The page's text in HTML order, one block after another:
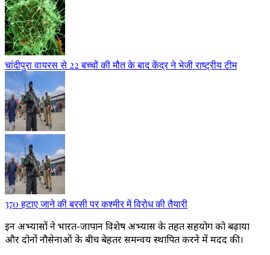
चांदीपुरा वायरस से 22 बच्चों की मौत के बाद केंद्र ने भेजी राष्ट्रीय टीम
370 हटाए जाने की बरसी पर कश्मीर में विरोध की तैयारी
इन अभ्यासों ने भारत-जापान विशेष अभ्यास के तहत सहयोग को बढ़ाया
और दोनों नौसेनाओं के बीच बेहतर समन्वय स्थापित करने में मदद की।